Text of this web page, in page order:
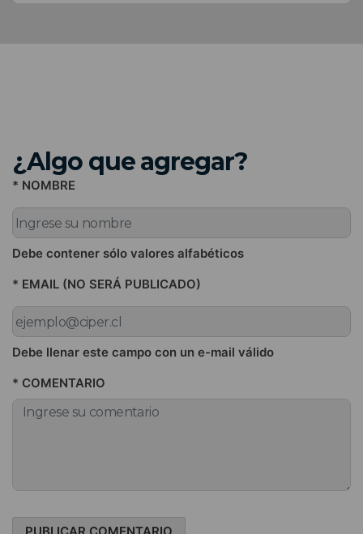
¿Algo que agregar?
* NOMBRE
Debe contener sólo valores alfabéticos
* EMAIL (NO SERÁ PUBLICADO)
Debe llenar este campo con un e-mail válido
* COMENTARIO